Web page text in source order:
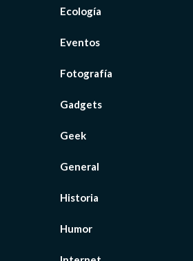
Ecología
Eventos
Fotografía
Gadgets
Geek
General
Historia
Humor